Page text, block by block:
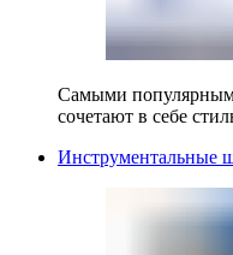
Самыми
сочетают в себе
Инструментальные